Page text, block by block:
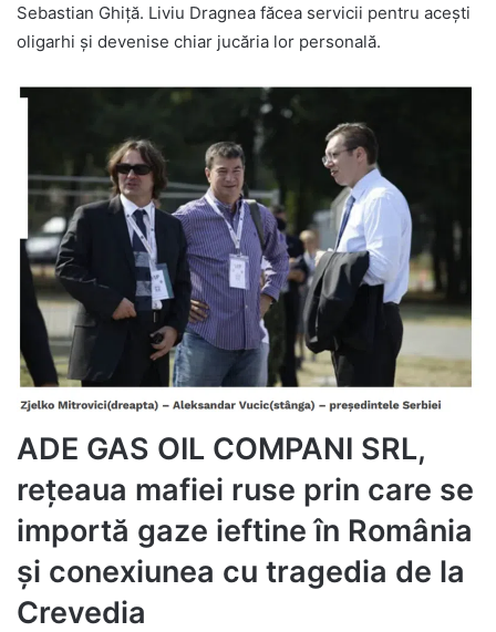
Sebastian Ghiță. Liviu Dragnea făcea servicii pentru acești
oligarhi și devenise chiar jucăria lor personală.
ADE GAS OIL COMPANI SRL,
rețeaua mafiei ruse prin care se
importă gaze ieftine în România
și conexiunea cu tragedia de la
Crevedia